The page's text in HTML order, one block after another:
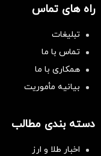
راه های تماس
تبلیغات
تماس با ما
همکاری با ما
بیانیه مأموریت
دسته بندی مطالب
اخبار طلا و ارز